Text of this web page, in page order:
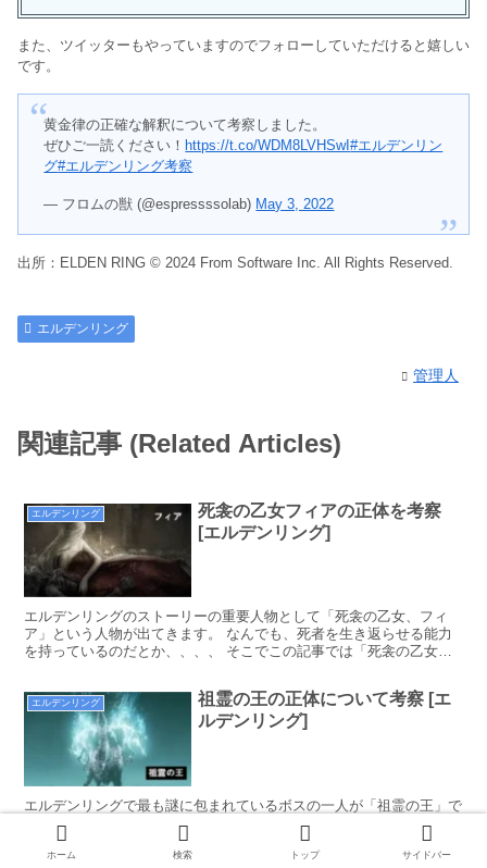
また、ツイッターもやっていますのでフォローしていただけると嬉しい
です。
黄金律の正確な解釈について考察しました。
ぜひご一読ください！ https://t.co/WDM8LVHSwI#エルデンリン
グ#エルデンリング考察
— フロムの獣 (@espressssolab) May 3, 2022
出所：ELDEN RING © 2024 From Software Inc. All Rights Reserved.
エルデンリング
管理人
関連記事 (Related Articles)
エルデンリング
死衾の乙女フィアの正体を考察
[エルデンリング]
エルデンリングのストーリーの重要人物として「死衾の乙女、フィ
ア」という人物が出てきます。 なんでも、死者を生き返らせる能力
を持っているのだとか、、、、 そこでこの記事では「死衾の乙女、
エルデンリング
祖霊の王の正体について考察 [エ
ルデンリング]
エルデンリングで最も謎に包まれているボスの一人が「祖霊の王」で
す。 特殊なボスしか所持していないはず「追憶」を持っているた
め、エルデンリングの世界観においても重要なボスであると考えられ
ます。 そこでこの記事では、祖霊の王の正体について考察していき
ホーム 検索 トップ サイドバー